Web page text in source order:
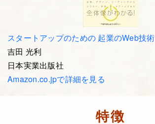
スタートアップのための 起業のWeb技術
吉田 光利
日本実業出版社
Amazon.co.jpで詳細を見る
特徴